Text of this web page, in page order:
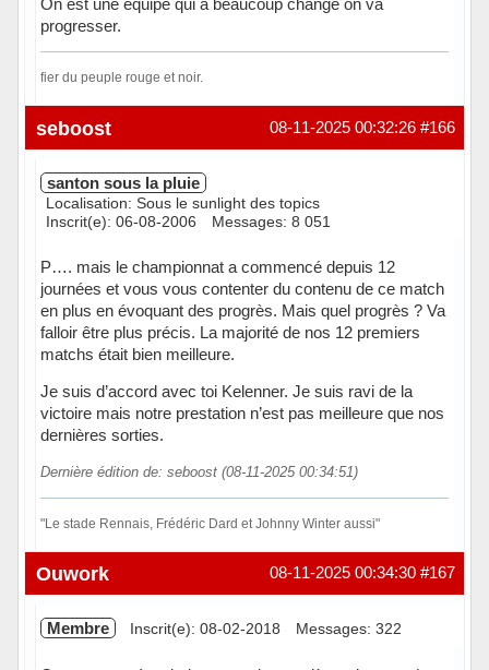
On est une équipe qui a beaucoup changé on va
progresser.
fier du peuple rouge et noir.
Hors ligne #166
08-11-2025 00:32:26
seboost
santon sous la pluie
Localisation: Sous le sunlight des topics
Inscrit(e): 06-08-2006
Messages: 8 051
P…. mais le championnat a commencé depuis 12
journées et vous vous contenter du contenu de ce match
en plus en évoquant des progrès. Mais quel progrès ? Va
falloir être plus précis. La majorité de nos 12 premiers
matchs était bien meilleure.
Je suis d’accord avec toi Kelenner. Je suis ravi de la
victoire mais notre prestation n’est pas meilleure que nos
dernières sorties.
Dernière édition de: seboost (08-11-2025 00:34:51)
"Le stade Rennais, Frédéric Dard et Johnny Winter aussi"
Hors ligne #167
08-11-2025 00:34:30
Ouwork
Membre Inscrit(e): 08-02-2018 Messages: 322